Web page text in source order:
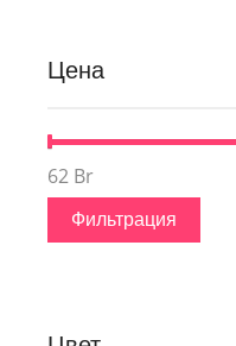
Цена
Минимальная
цена
Максимальная
цена
Фильтрация
62 Br